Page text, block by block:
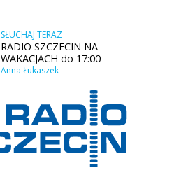
SŁUCHAJ TERAZ
RADIO SZCZECIN NA
WAKACJACH do 17:00
Anna Łukaszek